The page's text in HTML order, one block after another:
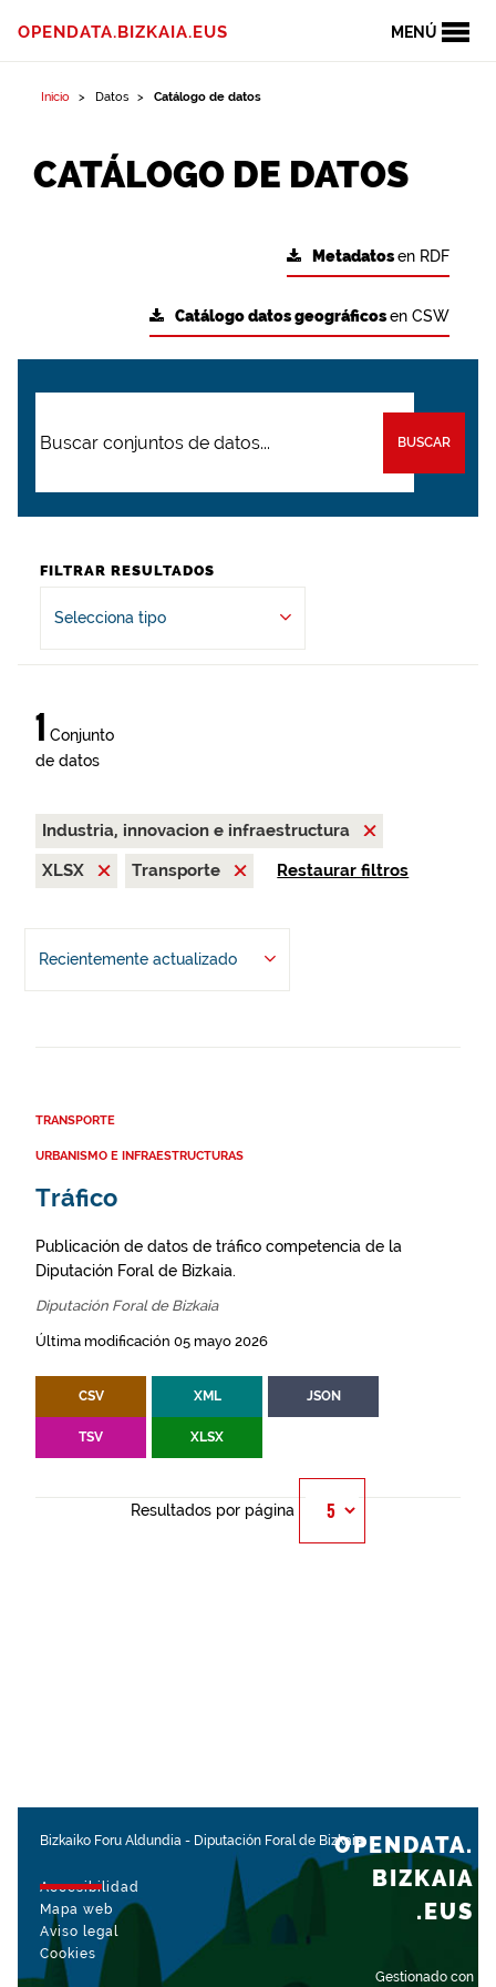
MENÚ
OPENDATA.BIZKAIA.EUS
Inicio Datos Catálogo de datos
CATÁLOGO DE DATOS
Metadatosen RDF
Catálogo datos geográficosen CSW
BUSCAR
FILTRAR RESULTADOS
Selecciona tipo
1 Conjunto
de datos
Industria, innovacion e infraestructura
XLSX
Transporte Restaurar filtros
Recientemente actualizado
TRANSPORTE
URBANISMO E INFRAESTRUCTURAS
Tráfico
Publicación de datos de tráfico competencia de la
Diputación Foral de Bizkaia.
Diputación Foral de Bizkaia
Última modificación 05 mayo 2026
CSV XML JSON
TSV XLSX
Resultados por página
Bizkaiko Foru Aldundia - Diputación Foral de Bizkaia
Accesibilidad
Mapa web
Aviso legal
Cookies
Gestionado con
OPENDATA.
BIZKAIA
.EUS